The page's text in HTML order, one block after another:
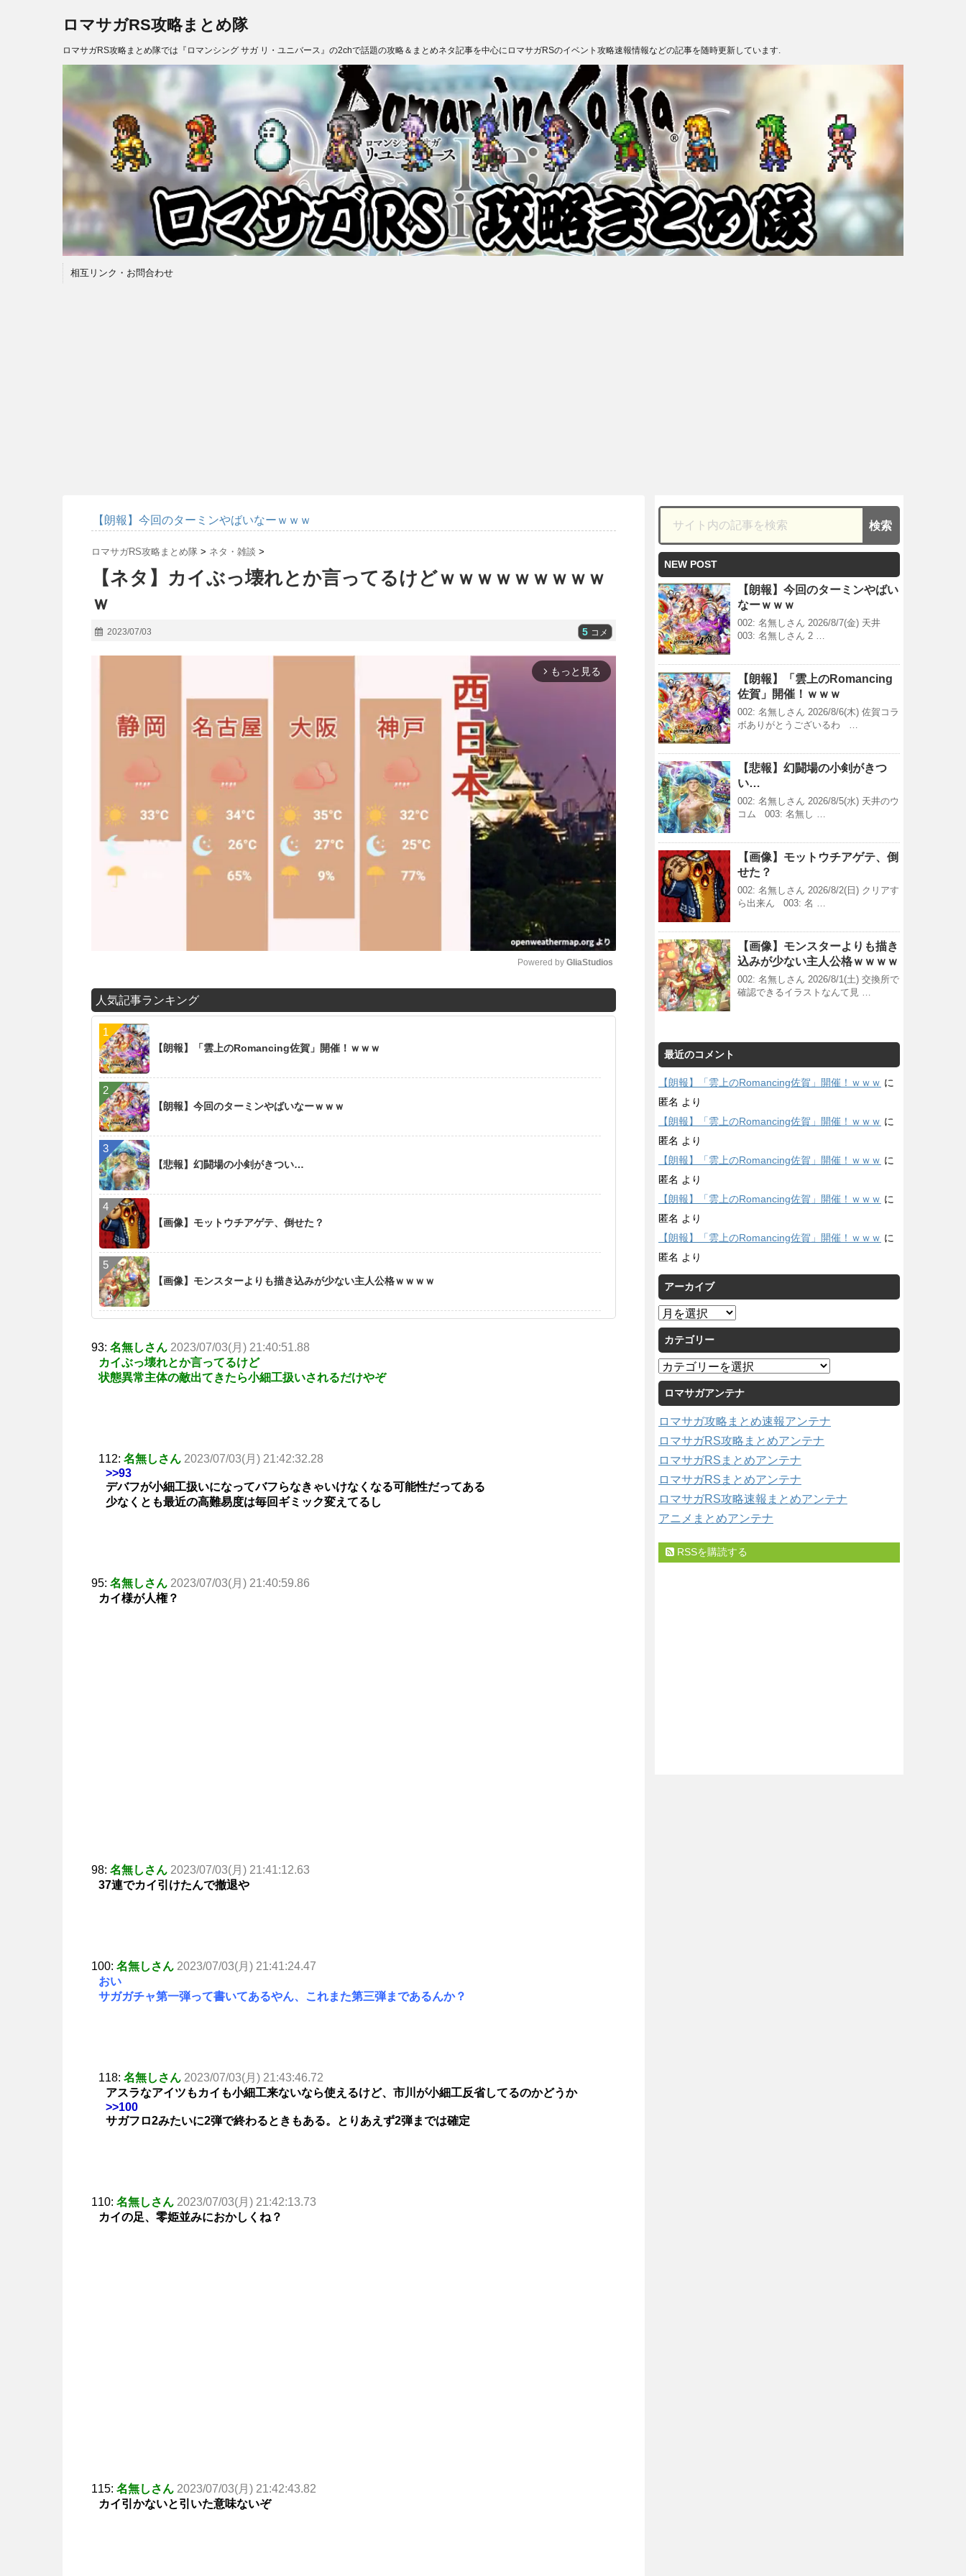
ロマサガRS攻略まとめ隊
ロマサガRS攻略まとめ隊では『ロマンシング サガ リ・ユニバース』の2chで話題の攻略＆まとめネタ記事を中心にロマサガRSのイベント攻略速報情報などの記事を随時更新しています.
相互リンク・お問合わせ
【朗報】今回のターミンやばいなーｗｗｗ
ロマサガRS攻略まとめ隊 > ネタ・雑談 >
【ネタ】カイぶっ壊れとか言ってるけどｗｗｗｗｗｗｗｗｗ
ｗ
2023/07/03 5 コメ
arrow_forward_ios もっと見る
Powered by GliaStudios
人気記事ランキング
【朗報】「雲上のRomancing佐賀」開催！ｗｗｗ
【朗報】今回のターミンやばいなーｗｗｗ
【悲報】幻闘場の小剣がきつい…
【画像】モットウチアゲテ、倒せた？
【画像】モンスターよりも描き込みが少ない主人公格ｗｗｗｗ
93: 名無しさん 2023/07/03(月) 21:40:51.88
カイぶっ壊れとか言ってるけど
状態異常主体の敵出てきたら小細工扱いされるだけやぞ
112: 名無しさん 2023/07/03(月) 21:42:32.28
>>93
デバフが小細工扱いになってバフらなきゃいけなくなる可能性だってある
少なくとも最近の高難易度は毎回ギミック変えてるし
95: 名無しさん 2023/07/03(月) 21:40:59.86
カイ様が人権？
98: 名無しさん 2023/07/03(月) 21:41:12.63
37連でカイ引けたんで撤退や
100: 名無しさん 2023/07/03(月) 21:41:24.47
おい
サガガチャ第一弾って書いてあるやん、これまた第三弾まであるんか？
118: 名無しさん 2023/07/03(月) 21:43:46.72
アスラなアイツもカイも小細工来ないなら使えるけど、市川が小細工反省してるのかどうか
>>100
サガフロ2みたいに2弾で終わるときもある。とりあえず2弾までは確定
110: 名無しさん 2023/07/03(月) 21:42:13.73
カイの足、零姫並みにおかしくね？
115: 名無しさん 2023/07/03(月) 21:42:43.82
カイ引かないと引いた意味ないぞ
NEW POST
【朗報】今回のターミンやばい
なーｗｗｗ
002: 名無しさん 2026/8/7(金) 天井
003: 名無しさん 2 …
【朗報】「雲上のRomancing
佐賀」開催！ｗｗｗ
002: 名無しさん 2026/8/6(木) 佐賀コラ
ボありがとうございるわ …
【悲報】幻闘場の小剣がきつ
い…
002: 名無しさん 2026/8/5(水) 天井のウ
コム 003: 名無し …
【画像】モットウチアゲテ、倒
せた？
002: 名無しさん 2026/8/2(日) クリアす
ら出来ん 003: 名 …
【画像】モンスターよりも描き
込みが少ない主人公格ｗｗｗｗ
002: 名無しさん 2026/8/1(土) 交換所で
確認できるイラストなんて見 …
最近のコメント
【朗報】「雲上のRomancing佐賀」開催！ｗｗｗ に
匿名 より
【朗報】「雲上のRomancing佐賀」開催！ｗｗｗ に
匿名 より
【朗報】「雲上のRomancing佐賀」開催！ｗｗｗ に
匿名 より
【朗報】「雲上のRomancing佐賀」開催！ｗｗｗ に
匿名 より
【朗報】「雲上のRomancing佐賀」開催！ｗｗｗ に
匿名 より
アーカイブ
ア
ー
カ
イ
ブ
カテゴリー
カ
テ
ゴ
リ
ー
ロマサガアンテナ
ロマサガ攻略まとめ速報アンテナ
ロマサガRS攻略まとめアンテナ
ロマサガRSまとめアンテナ
ロマサガRSまとめアンテナ
ロマサガRS攻略速報まとめアンテナ
アニメまとめアンテナ
RSSを購読する